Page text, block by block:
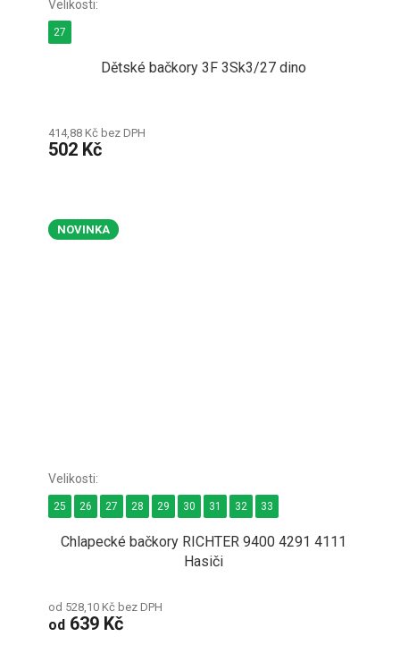
Dětské bačkory 3F 3Sk3/27 dino
414,88 Kč bez DPH
502 Kč
27
NOVINKA
Chlapecké bačkory RICHTER 9400 4291 4111
Hasiči
od 528,10 Kč bez DPH
od 639 Kč
25 26 27 28 29 30 31 32 33